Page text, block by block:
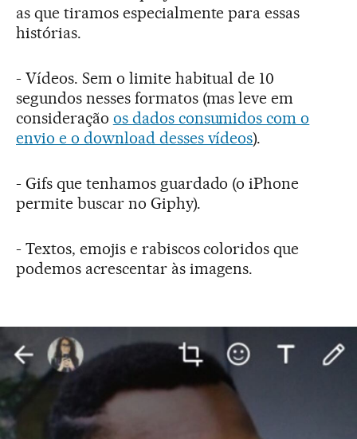
as que tiramos especialmente para essas
histórias.
- Vídeos. Sem o limite habitual de 10
segundos nesses formatos (mas leve em
consideração os dados consumidos com o
envio e o download desses vídeos).
- Gifs que tenhamos guardado (o iPhone
permite buscar no Giphy).
- Textos, emojis e rabiscos coloridos que
podemos acrescentar às imagens.